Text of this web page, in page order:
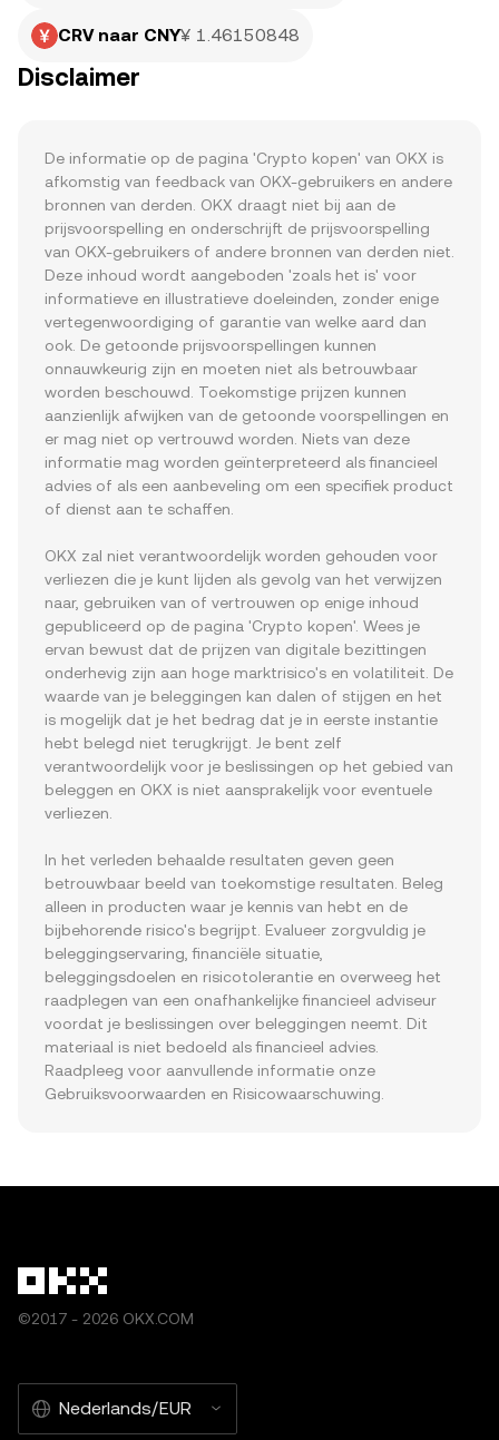
CRV naar CNY¥ 1.46150848
Disclaimer
De informatie op de pagina 'Crypto kopen' van OKX is
afkomstig van feedback van OKX-gebruikers en andere
bronnen van derden. OKX draagt niet bij aan de
prijsvoorspelling en onderschrijft de prijsvoorspelling
van OKX-gebruikers of andere bronnen van derden niet.
Deze inhoud wordt aangeboden 'zoals het is' voor
informatieve en illustratieve doeleinden, zonder enige
vertegenwoordiging of garantie van welke aard dan
ook. De getoonde prijsvoorspellingen kunnen
onnauwkeurig zijn en moeten niet als betrouwbaar
worden beschouwd. Toekomstige prijzen kunnen
aanzienlijk afwijken van de getoonde voorspellingen en
er mag niet op vertrouwd worden. Niets van deze
informatie mag worden geïnterpreteerd als financieel
advies of als een aanbeveling om een specifiek product
of dienst aan te schaffen.
OKX zal niet verantwoordelijk worden gehouden voor
verliezen die je kunt lijden als gevolg van het verwijzen
naar, gebruiken van of vertrouwen op enige inhoud
gepubliceerd op de pagina 'Crypto kopen'. Wees je
ervan bewust dat de prijzen van digitale bezittingen
onderhevig zijn aan hoge marktrisico's en volatiliteit. De
waarde van je beleggingen kan dalen of stijgen en het
is mogelijk dat je het bedrag dat je in eerste instantie
hebt belegd niet terugkrijgt. Je bent zelf
verantwoordelijk voor je beslissingen op het gebied van
beleggen en OKX is niet aansprakelijk voor eventuele
verliezen.
In het verleden behaalde resultaten geven geen
betrouwbaar beeld van toekomstige resultaten. Beleg
alleen in producten waar je kennis van hebt en de
bijbehorende risico's begrijpt. Evalueer zorgvuldig je
beleggingservaring, financiële situatie,
beleggingsdoelen en risicotolerantie en overweeg het
raadplegen van een onafhankelijke financieel adviseur
voordat je beslissingen over beleggingen neemt. Dit
materiaal is niet bedoeld als financieel advies.
Raadpleeg voor aanvullende informatie onze
Gebruiksvoorwaarden en Risicowaarschuwing.
©2017 - 2026 OKX.COM
Nederlands/EUR